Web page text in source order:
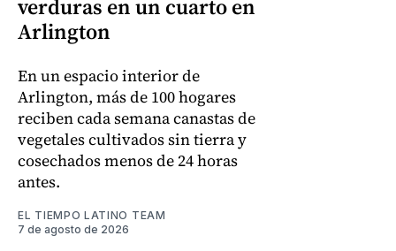
verduras en un cuarto en
Arlington
En un espacio interior de
Arlington, más de 100 hogares
reciben cada semana canastas de
vegetales cultivados sin tierra y
cosechados menos de 24 horas
antes.
EL TIEMPO LATINO TEAM
7 de agosto de 2026